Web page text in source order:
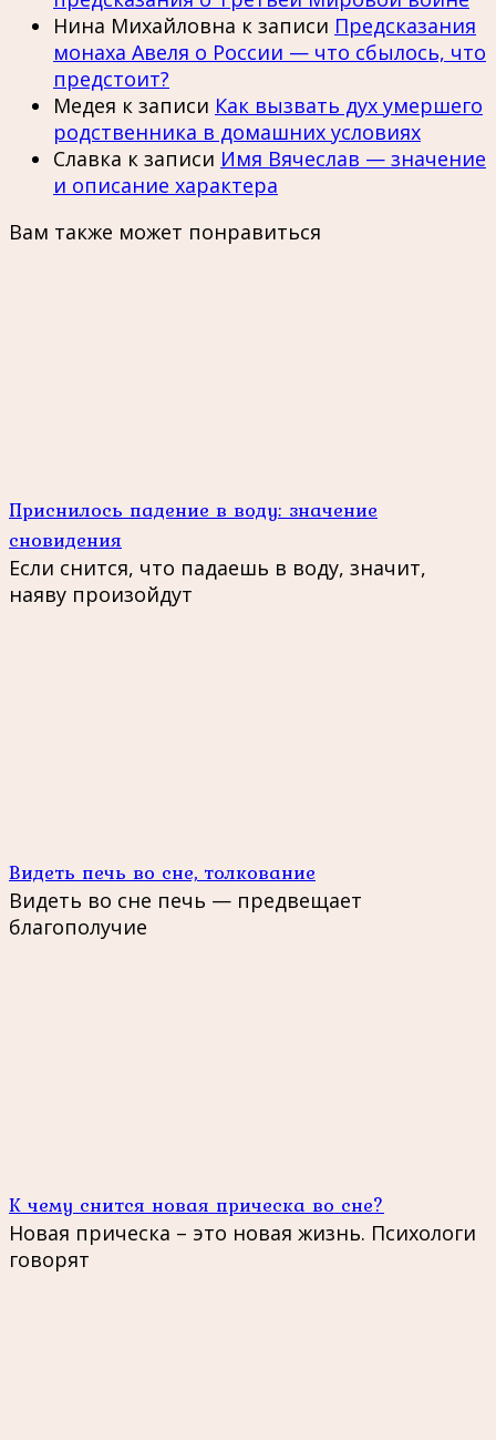
Нина Михайловна к записи Предсказания
монаха Авеля о России — что сбылось, что
предстоит?
Медея к записи Как вызвать дух умершего
родственника в домашних условиях
Славка к записи Имя Вячеслав — значение
и описание характера
Вам также может понравиться
Приснилось падение в воду: значение
сновидения
Если снится, что падаешь в воду, значит,
наяву произойдут
Видеть печь во сне, толкование
Видеть во сне печь — предвещает
благополучие
К чему снится новая прическа во сне?
Новая прическа – это новая жизнь. Психологи
говорят